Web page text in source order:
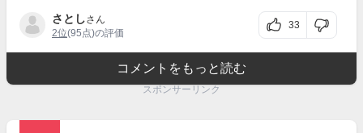
さとしさん
2位(95点)の評価
33
コメントをもっと読む
スポンサーリンク